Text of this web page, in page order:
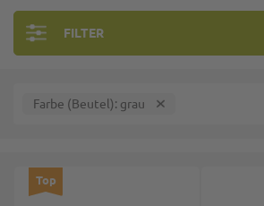
FILTER
Farbe (Beutel) grau
Top